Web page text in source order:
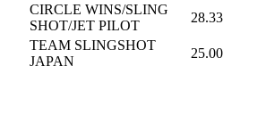
CIRCLE WINS/SLING
SHOT/JET PILOT
28.33
TEAM SLINGSHOT
JAPAN
25.00